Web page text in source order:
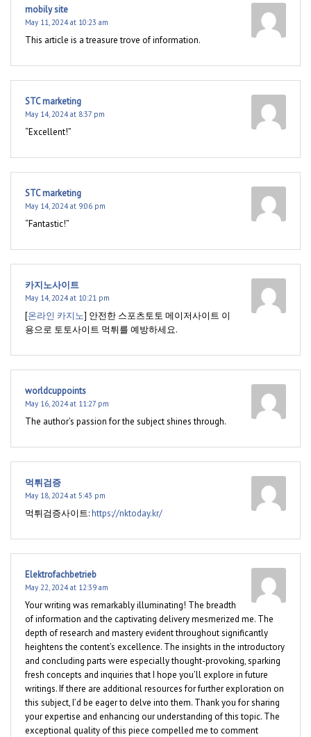
mobily site
May 11, 2024 at 10:23 am
This article is a treasure trove of information.
STC marketing
May 14, 2024 at 8:37 pm
“Excellent!”
STC marketing
May 14, 2024 at 9:06 pm
“Fantastic!”
카지노사이트
May 14, 2024 at 10:21 pm
[온라인 카지노] 안전한 스포츠토토 메이저사이트 이
용으로 토토사이트 먹튀를 예방하세요.
worldcuppoints
May 16, 2024 at 11:27 pm
The author’s passion for the subject shines through.
먹튀검증
May 18, 2024 at 5:43 pm
먹튀검증사이트:https://nktoday.kr/
Elektrofachbetrieb
May 22, 2024 at 12:39 am
Your writing was remarkably illuminating! The breadth
of information and the captivating delivery mesmerized me. The
depth of research and mastery evident throughout significantly
heightens the content’s excellence. The insights in the introductory
and concluding parts were especially thought-provoking, sparking
fresh concepts and inquiries that I hope you’ll explore in future
writings. If there are additional resources for further exploration on
this subject, I’d be eager to delve into them. Thank you for sharing
your expertise and enhancing our understanding of this topic. The
exceptional quality of this piece compelled me to comment